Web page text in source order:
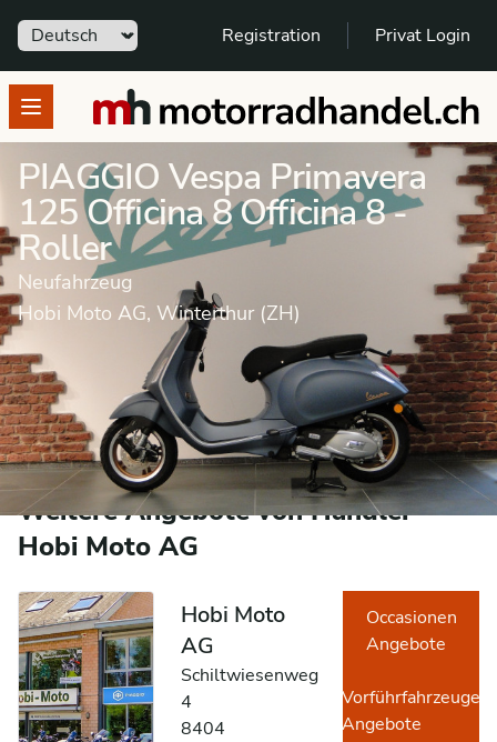
Sprache Registration Privat Login
Open menumotorradhandel.ch
PIAGGIO Vespa Primavera
125 Officina 8 Officina 8 -
Roller
Neufahrzeug
Hobi Moto AG, Winterthur (ZH)
Neufahrzeug Roller
PIAGGIO
Vespa Primavera 125
Dieses Fahrzeug wurde verkauft.
Weitere Angebote von Händler
Hobi Moto AG
Hobi Moto
AG
Schiltwiesenweg
4
8404
Occasionen
Angebote
Vorführfahrzeuge
Angebote